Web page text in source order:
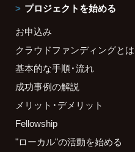
プロジェクトを始める
お申込み
クラウドファンディングとは
基本的な手順・流れ
成功事例の解説
メリット・デメリット
Fellowship
"ローカル"の活動を始める